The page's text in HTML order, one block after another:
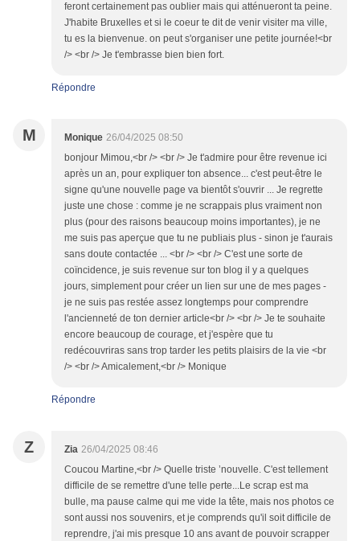
feront certainement pas oublier mais qui atténueront ta peine.
J'habite Bruxelles et si le coeur te dit de venir visiter ma ville,
tu es la bienvenue. on peut s'organiser une petite journée!<br
/> <br /> Je t'embrasse bien bien fort.
Répondre
M Monique 26/04/2025 08:50
bonjour Mimou,<br /> <br /> Je t'admire pour être revenue ici
après un an, pour expliquer ton absence... c'est peut-être le
signe qu'une nouvelle page va bientôt s'ouvrir ... Je regrette
juste une chose : comme je ne scrappais plus vraiment non
plus (pour des raisons beaucoup moins importantes), je ne
me suis pas aperçue que tu ne publiais plus - sinon je t'aurais
sans doute contactée ... <br /> <br /> C'est une sorte de
coïncidence, je suis revenue sur ton blog il y a quelques
jours, simplement pour créer un lien sur une de mes pages -
je ne suis pas restée assez longtemps pour comprendre
l'ancienneté de ton dernier article<br /> <br /> Je te souhaite
encore beaucoup de courage, et j'espère que tu
redécouvriras sans trop tarder les petits plaisirs de la vie <br
/> <br /> Amicalement,<br /> Monique
Répondre
Z Zia 26/04/2025 08:46
Coucou Martine,<br /> Quelle triste ’nouvelle. C'est tellement
difficile de se remettre d'une telle perte...Le scrap est ma
bulle, ma pause calme qui me vide la tête, mais nos photos ce
sont aussi nos souvenirs, et je comprends qu'il soit difficile de
reprendre, j'ai mis presque 10 ans avant de pouvoir scrapper